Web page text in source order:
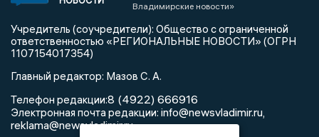
Владимирские новости»
Учредитель (соучредители): Общество с ограниченной
ответственностью «РЕГИОНАЛЬНЫЕ НОВОСТИ» (ОГРН
1107154017354)
Главный редактор: Мазов С. А.
Телефон редакции:8 (4922) 666916
Электронная почта редакции: info@newsvladimir.ru
reklama@newsvladimir.ru